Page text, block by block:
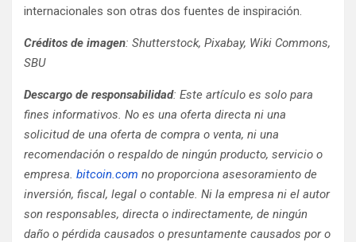
internacionales son otras dos fuentes de inspiración.
Créditos de imagen: Shutterstock, Pixabay, Wiki Commons,
SBU
Descargo de responsabilidad: Este artículo es solo para
fines informativos. No es una oferta directa ni una
solicitud de una oferta de compra o venta, ni una
recomendación o respaldo de ningún producto, servicio o
empresa. bitcoin.com no proporciona asesoramiento de
inversión, fiscal, legal o contable. Ni la empresa ni el autor
son responsables, directa o indirectamente, de ningún
daño o pérdida causados ​​o presuntamente causados ​​por o